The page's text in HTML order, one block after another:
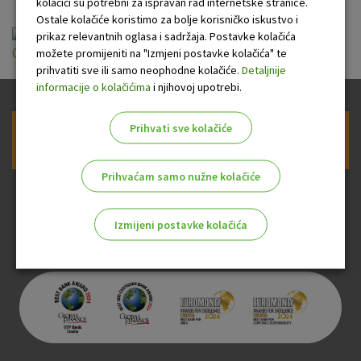
Opći uvjeti korištenja dnevno-noćnih trezora
OTP banke.pdf
Prijava na newsletter OTP banke
Ostale kolačiće koristimo za bolje korisničko iskustvo i
prikaz relevantnih oglasa i sadržaja. Postavke kolačića
možete promijeniti na "Izmjeni postavke kolačića" te
prihvatiti sve ili samo neophodne kolačiće. Detaljnije
informacije o kolačićima i njihovoj upotrebi.
Prihvati sve kolačiće
Prihvaćam samo nužne kolačiće
Izmijeni postavke kolačića